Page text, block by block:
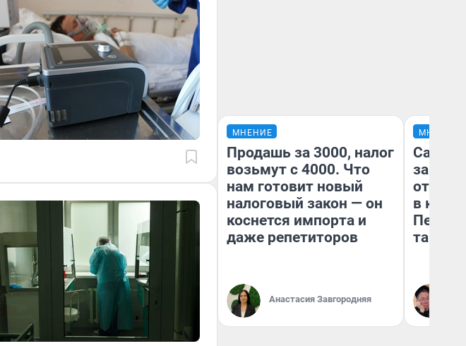
МНЕНИЕ
Продашь за 3000, налог
возьмут с 4000. Что
нам готовит новый
налоговый закон — он
коснется импорта и
даже репетиторов
Анастасия Завгородняя
МНЕНИЕ
Самая
в
там